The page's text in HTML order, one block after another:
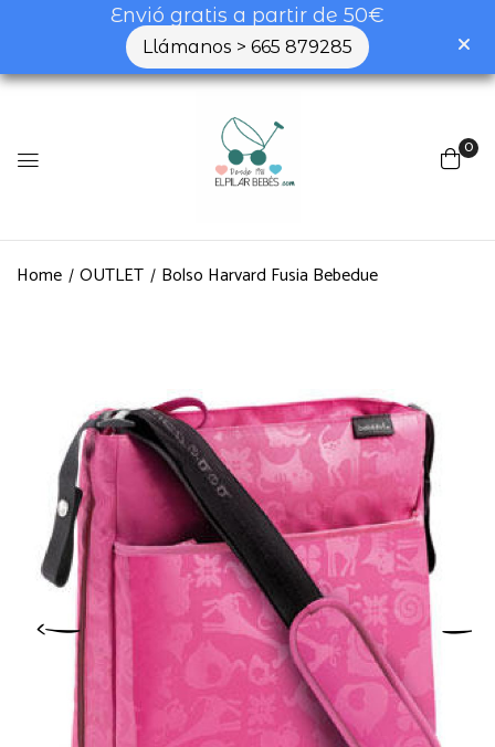
Envió gratis a partir de 50€
Llámanos > 665 879285
0
Home OUTLET Bolso Harvard Fusia Bebedue